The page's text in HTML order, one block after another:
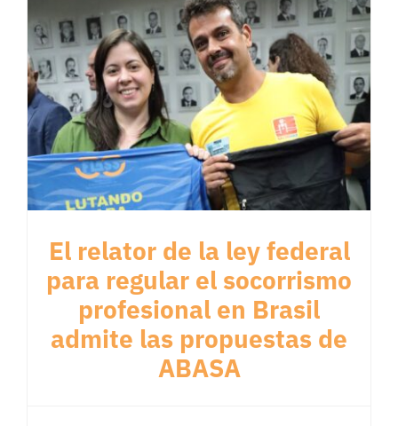
El relator de la ley federal
para regular el socorrismo
profesional en Brasil
admite las propuestas de
ABASA